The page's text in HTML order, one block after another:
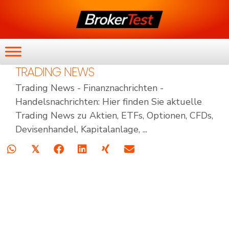
TRADING NEWS
Trading News - Finanznachrichten -
Handelsnachrichten: Hier finden Sie aktuelle
Trading News zu Aktien, ETFs, Optionen, CFDs,
Devisenhandel, Kapitalanlage, ...
𝕏